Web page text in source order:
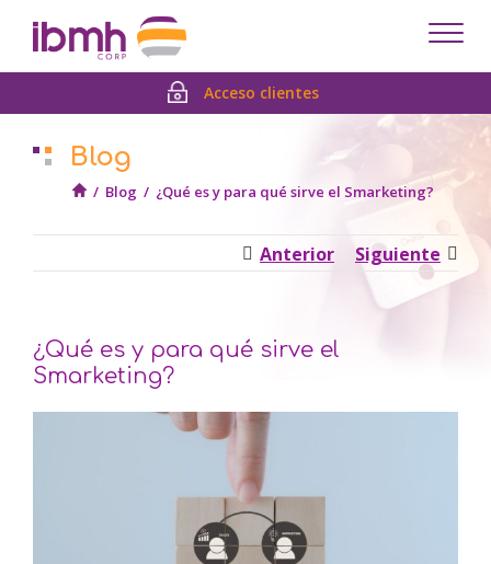
Acceso clientes
Blog
/ Blog / ¿Qué es y para qué sirve el Smarketing?
Anterior Siguiente
¿Qué es y para qué sirve el
Smarketing?